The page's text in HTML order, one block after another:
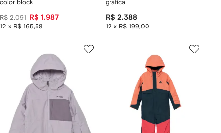
color block
R$ 2.091 R$ 1.987
12 x R$ 165,58
gráfica
R$ 2.388
12 x R$ 199,00